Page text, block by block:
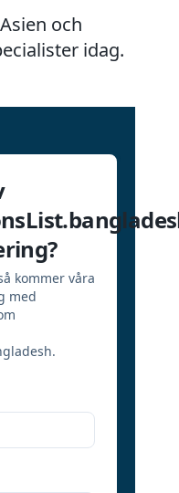
och
idag.
kommer våra
med